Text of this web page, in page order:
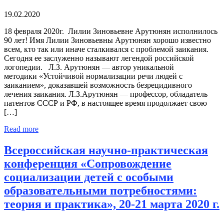
19.02.2020
18 февраля 2020г. Лилии Зиновьевне Арутюнян исполнилось
90 лет! Имя Лилии Зиновьевны Арутюнян хорошо известно
всем, кто так или иначе сталкивался с проблемой заикания.
Сегодня ее заслуженно называют легендой российской
логопедии. Л.З. Арутюнян — автор уникальной
методики «Устойчивой нормализации речи людей с
заиканием», доказавшей возможность безрецидивного
лечения заикания. Л.З.Арутюнян — профессор, обладатель
патентов СССР и РФ, в настоящее время продолжает свою
[…]
Read more
Всероссийская научно-практическая
конференция «Сопровождение
социализации детей с особыми
образовательными потребностями:
теория и практика», 20-21 марта 2020 г.